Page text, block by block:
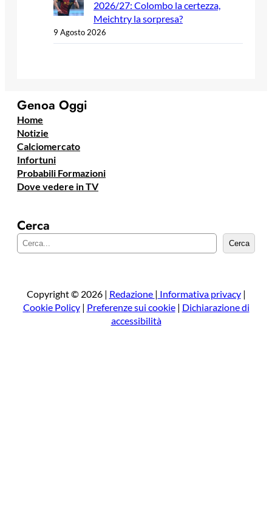
2026/27: Colombo la certezza,
Meichtry la sorpresa?
9 Agosto 2026
Genoa Oggi
Home
Notizie
Calciomercato
Infortuni
Probabili Formazioni
Dove vedere in TV
Cerca
e
a
Cerca
Copyright © 2026 | Redazione | Informativa privacy|
Cookie Policy| Preferenze sui cookie| Dichiarazione di
accessibilità